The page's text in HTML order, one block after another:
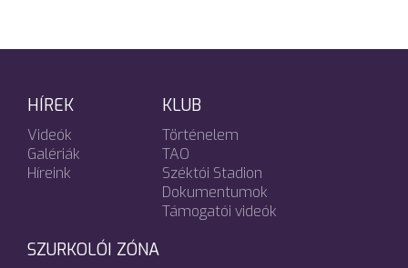
HÍREK
Videók
Galériák
Híreink
KLUB
Történelem
TAO
Széktói Stadion
Dokumentumok
Támogatói videók
SZURKOLÓI ZÓNA